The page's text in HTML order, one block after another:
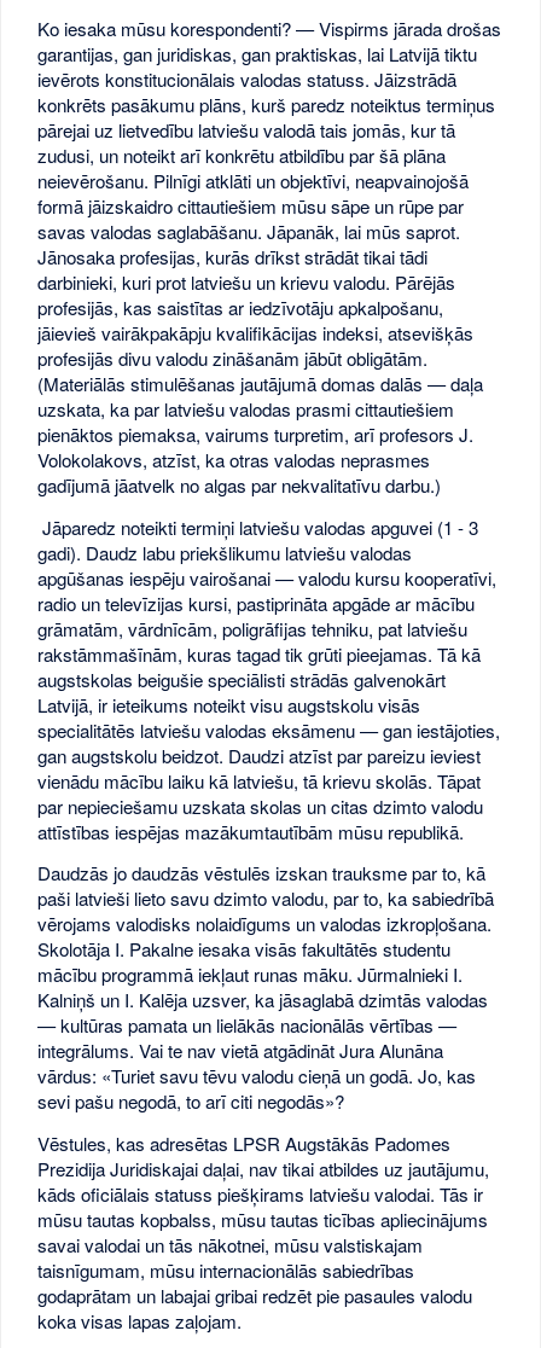
Ko iesaka mūsu korespondenti? — Vispirms jārada drošas
garantijas, gan juridiskas, gan praktiskas, lai Latvijā tiktu
ievērots konstitucionālais valodas statuss. Jāizstrādā
konkrēts pasākumu plāns, kurš paredz noteiktus termiņus
pārejai uz lietvedību latviešu valodā tais jomās, kur tā
zudusi, un noteikt arī konkrētu atbildību par šā plāna
neievērošanu. Pilnīgi atklāti un objektīvi, neapvainojošā
formā jāizskaidro cittautiešiem mūsu sāpe un rūpe par
savas valodas saglabāšanu. Jāpanāk, lai mūs saprot.
Jānosaka profesijas, kurās drīkst strādāt tikai tādi
darbinieki, kuri prot latviešu un krievu valodu. Pārējās
profesijās, kas saistītas ar iedzīvotāju apkalpošanu,
jāievieš vairākpakāpju kvalifikācijas indeksi, atsevišķās
profesijās divu valodu zināšanām jābūt obligātām.
(Materiālās stimulēšanas jautājumā domas dalās — daļa
uzskata, ka par latviešu valodas prasmi cittautiešiem
pienāktos piemaksa, vairums turpretim, arī profesors J.
Volokolakovs, atzīst, ka otras valodas neprasmes
gadījumā jāatvelk no algas par nekvalitatīvu darbu.)
Jāparedz noteikti termiņi latviešu valodas apguvei (1 - 3
gadi). Daudz labu priekšlikumu latviešu valodas
apgūšanas iespēju vairošanai — valodu kursu kooperatīvi,
radio un televīzijas kursi, pastiprināta apgāde ar mācību
grāmatām, vārdnīcām, poligrāfijas tehniku, pat latviešu
rakstāmmašīnām, kuras tagad tik grūti pieejamas. Tā kā
augstskolas beigušie speciālisti strādās galvenokārt
Latvijā, ir ieteikums noteikt visu augstskolu visās
specialitātēs latviešu valodas eksāmenu — gan iestājoties,
gan augstskolu beidzot. Daudzi atzīst par pareizu ieviest
vienādu mācību laiku kā latviešu, tā krievu skolās. Tāpat
par nepieciešamu uzskata skolas un citas dzimto valodu
attīstības iespējas mazākumtautībām mūsu republikā.
Daudzās jo daudzās vēstulēs izskan trauksme par to, kā
paši latvieši lieto savu dzimto valodu, par to, ka sabiedrībā
vērojams valodisks nolaidīgums un valodas izkropļošana.
Skolotāja I. Pakalne iesaka visās fakultātēs studentu
mācību programmā iekļaut runas māku. Jūrmalnieki I.
Kalniņš un I. Kalēja uzsver, ka jāsaglabā dzimtās valodas
— kultūras pamata un lielākās nacionālās vērtības —
integrālums. Vai te nav vietā atgādināt Jura Alunāna
vārdus: «Turiet savu tēvu valodu cieņā un godā. Jo, kas
sevi pašu negodā, to arī citi negodās»?
Vēstules, kas adresētas LPSR Augstākās Padomes
Prezidija Juridiskajai daļai, nav tikai atbildes uz jautājumu,
kāds oficiālais statuss piešķirams latviešu valodai. Tās ir
mūsu tautas kopbalss, mūsu tautas ticības apliecinājums
savai valodai un tās nākotnei, mūsu valstiskajam
taisnīgumam, mūsu internacionālās sabiedrības
godaprātam un labajai gribai redzēt pie pasaules valodu
koka visas lapas zaļojam.